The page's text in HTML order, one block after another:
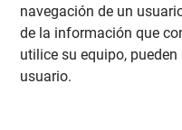
navegación de un
de la información que
utilice su equipo,
usuario.